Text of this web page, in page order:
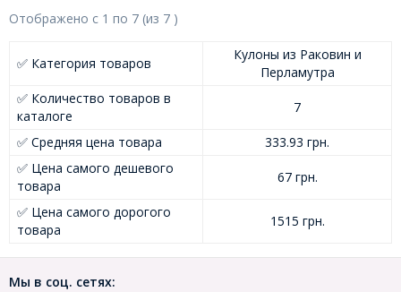
Отображено с 1 по 7 (из 7 )
✅ Категория товаров
Кулоны из Раковин и
Перламутра
✅ Количество товаров в
каталоге
7
✅ Средняя цена товара
333.93 грн.
✅ Цена самого дешевого
товара
67 грн.
✅ Цена самого дорогого
товара
1515 грн.
Мы в соц. сетях: